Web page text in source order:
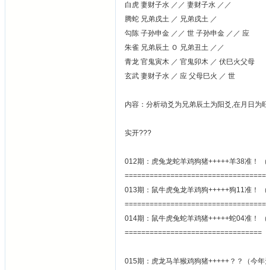
白虎 妻财子水 ／／ 妻财子水 ／／
腾蛇 兄弟戌土 ／ 兄弟戌土 ／
勾陈 子孙申金 ／／ 世 子孙申金 ／／ 应
朱雀 兄弟辰土 Ｏ 兄弟丑土 ／／
青龙 官鬼寅木 ／ 官鬼卯木 ／ 伏巳火父母
玄武 妻财子水 ／ 应 父母巳火 ／ 世
内容：分析动爻为兄弟辰土为阳爻,在月日
实开???
012期：虎兔龙蛇羊鸡狗猪+++++羊38准！
==================================
013期：鼠牛虎兔龙羊鸡狗+++++狗11准！
==================================
014期：鼠牛虎兔蛇羊鸡猪+++++蛇04准！
=================================
015期：虎龙马羊猴鸡狗猪+++++？？（今